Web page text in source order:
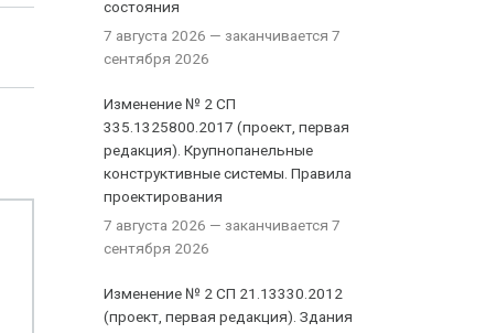
состояния
7 августа 2026 — заканчивается 7
сентября 2026
Изменение № 2 СП
335.1325800.2017 (проект, первая
редакция). Крупнопанельные
конструктивные системы. Правила
проектирования
7 августа 2026 — заканчивается 7
сентября 2026
Изменение № 2 СП 21.13330.2012
(проект, первая редакция). Здания